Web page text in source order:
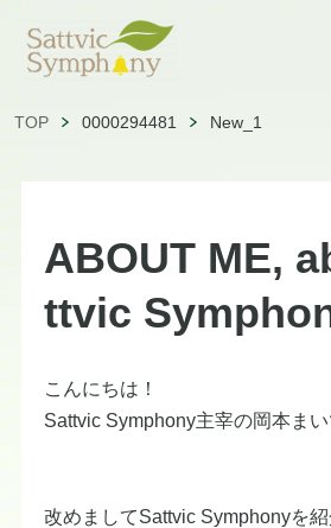
TOP 0000294481 New_1
ABOUT ME,
ttvic
こんにちは！
Sattvic Symphony主宰の岡本まい
改めましてSattvic Symphonyを紹